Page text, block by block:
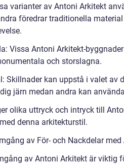
varianter av Antoni Arkitekt
föredrar traditionella
Vissa Antoni Arkitekt-
och storslagna.
Skillnader kan uppstå i valet av
järn medan andra kan
olika uttryck och intryck till
denna arkitekturstil.
av För- och Nackdelar
av Antoni Arkitekt är viktig